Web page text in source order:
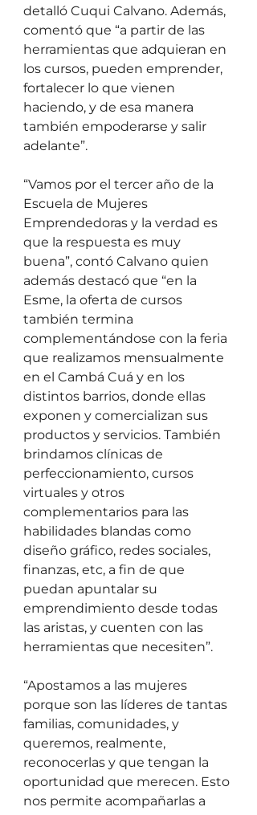
detalló Cuqui Calvano. Además,
comentó que “a partir de las
herramientas que adquieran en
los cursos, pueden emprender,
fortalecer lo que vienen
haciendo, y de esa manera
también empoderarse y salir
adelante”.
“Vamos por el tercer año de la
Escuela de Mujeres
Emprendedoras y la verdad es
que la respuesta es muy
buena”, contó Calvano quien
además destacó que “en la
Esme, la oferta de cursos
también termina
complementándose con la feria
que realizamos mensualmente
en el Cambá Cuá y en los
distintos barrios, donde ellas
exponen y comercializan sus
productos y servicios. También
brindamos clínicas de
perfeccionamiento, cursos
virtuales y otros
complementarios para las
habilidades blandas como
diseño gráfico, redes sociales,
finanzas, etc, a fin de que
puedan apuntalar su
emprendimiento desde todas
las aristas, y cuenten con las
herramientas que necesiten”.
“Apostamos a las mujeres
porque son las líderes de tantas
familias, comunidades, y
queremos, realmente,
reconocerlas y que tengan la
oportunidad que merecen. Esto
nos permite acompañarlas a